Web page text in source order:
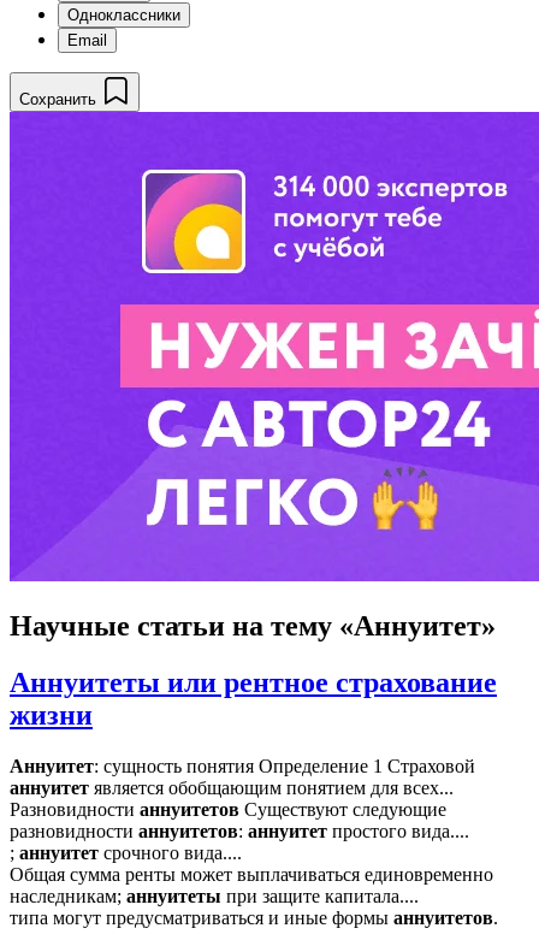
Одноклассники
Email
Сохранить
Научные статьи на тему «Аннуитет»
Аннуитеты или рентное страхование
жизни
Аннуитет: сущность понятия Определение 1 Страховой
аннуитет является обобщающим понятием для всех...
Разновидности аннуитетов Существуют следующие
разновидности аннуитетов: аннуитет простого вида....
; аннуитет срочного вида....
Общая сумма ренты может выплачиваться единовременно
наследникам; аннуитеты при защите капитала....
типа могут предусматриваться и иные формы аннуитетов.